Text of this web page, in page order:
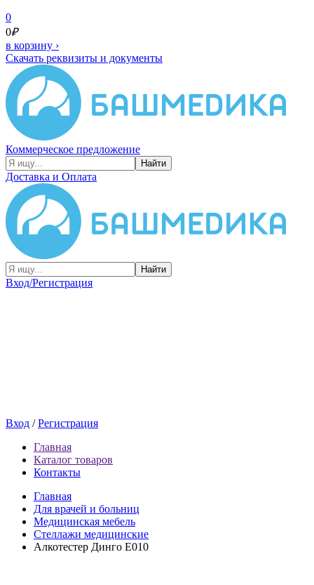
0
0₽
в корзину ›
Скачать реквизиты и документы
Коммерческое предложение
Найти
Доставка и Оплата
Найти
Вход/Регистрация
Вход /Регистрация
Главная
Каталог товаров
Контакты
Главная
Для врачей и больниц
Медицинская мебель
Стеллажи медицинские
Алкотестер Динго Е010